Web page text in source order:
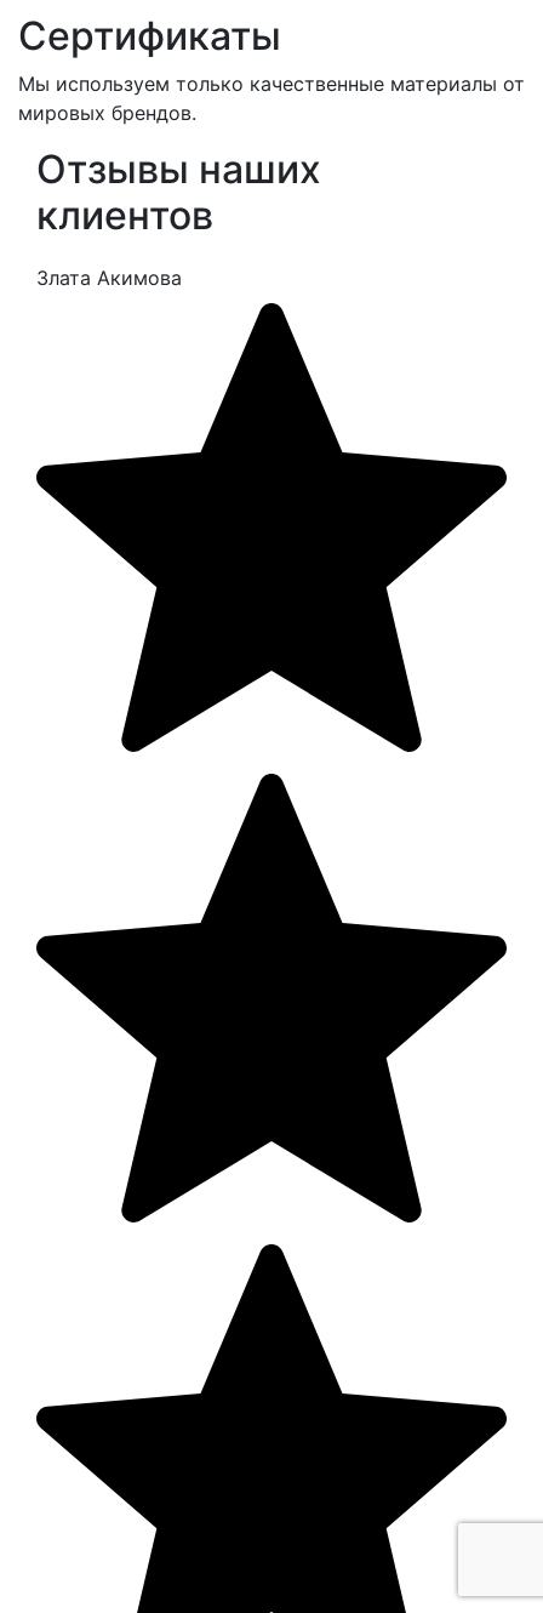
Сертификаты
Мы используем только качественные материалы от
мировых брендов.
Отзывы наших
клиентов
Злата Акимова